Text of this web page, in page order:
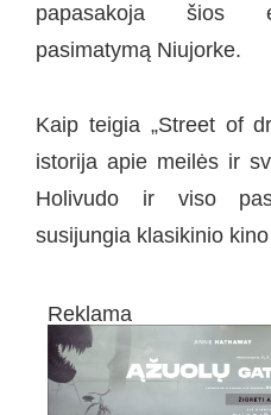
papasakoja šios
pasimatymą Niujorke.
Kaip teigia „Street of
istorija apie meilės ir
Holivudo ir viso
susijungia klasikinio
Reklama